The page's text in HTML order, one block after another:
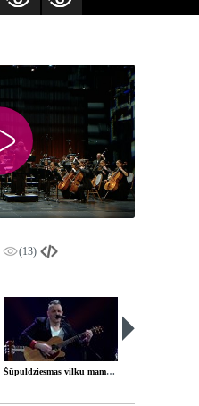
(13)
Šūpuļdziesmas vilku mammai